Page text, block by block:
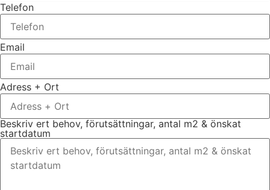
Telefon
Email
Adress + Ort
Beskriv ert behov, förutsättningar, antal m2 & önskat
startdatum